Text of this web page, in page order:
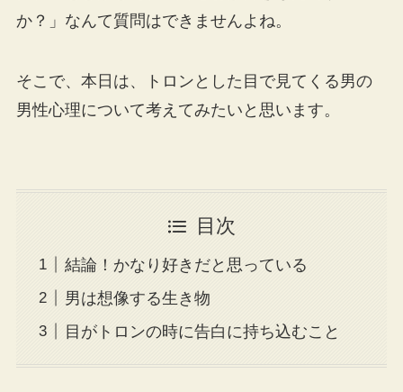
か？」なんて質問はできませんよね。
そこで、本日は、トロンとした目で見てくる男の
男性心理について考えてみたいと思います。
目次
結論！かなり好きだと思っている
男は想像する生き物
目がトロンの時に告白に持ち込むこと